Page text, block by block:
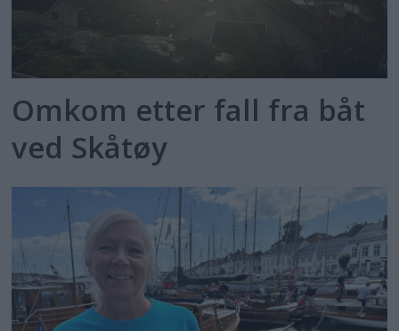
Omkom etter fall fra båt
ved Skåtøy